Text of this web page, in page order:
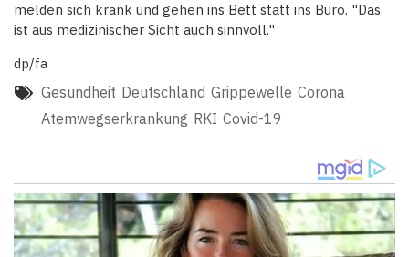
melden sich krank und gehen ins Bett statt ins Büro. "Das
ist aus medizinischer Sicht auch sinnvoll."
dp/fa
Gesundheit Deutschland Grippewelle Corona
Atemwegserkrankung RKI Covid-19